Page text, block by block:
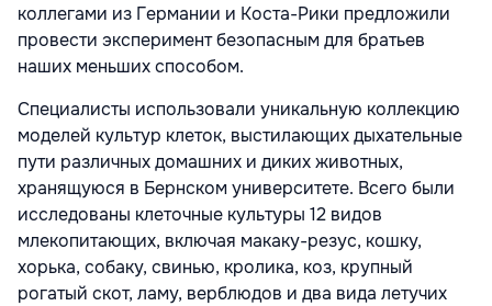
коллегами из Германии и Коста-Рики предложили
провести эксперимент безопасным для братьев
наших меньших способом.
Специалисты использовали уникальную коллекцию
моделей культур клеток, выстилающих дыхательные
пути различных домашних и диких животных,
хранящуюся в Бернском университете. Всего были
исследованы клеточные культуры 12 видов
млекопитающих, включая макаку-резус, кошку,
хорька, собаку, свинью, кролика, коз, крупный
рогатый скот, ламу, верблюдов и два вида летучих